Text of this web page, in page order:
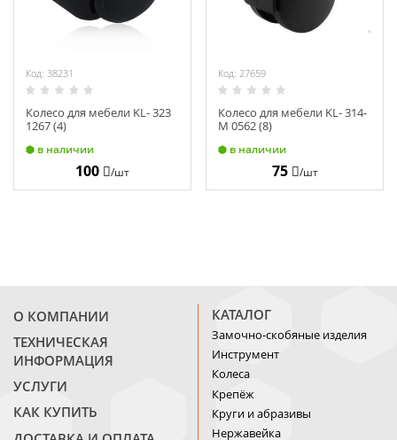
Код: 38231
Колесо для мебели KL- 323
1267 (4)
в наличии
100 /шт
Код: 27659
Колесо для мебели KL- 314-
М 0562 (8)
в наличии
75 /шт
О КОМПАНИИ
ТЕХНИЧЕСКАЯ
ИНФОРМАЦИЯ
УСЛУГИ
КАК КУПИТЬ
КАТАЛОГ
Замочно-скобяные изделия
Инструмент
Колеса
Крепёж
Круги и абразивы
Нержавейка